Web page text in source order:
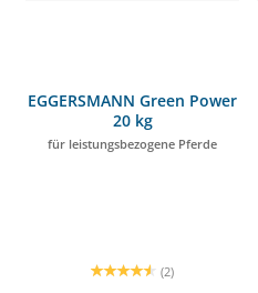
EGGERSMANN Green Power
20 kg
für leistungsbezogene Pferde
(2)